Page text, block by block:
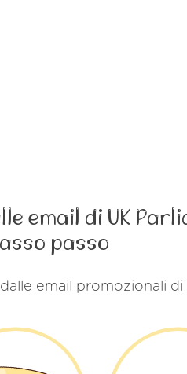
email di UK
passo
email promozionali di